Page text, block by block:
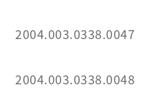
2004.003.0338.0047
2004.003.0338.0048